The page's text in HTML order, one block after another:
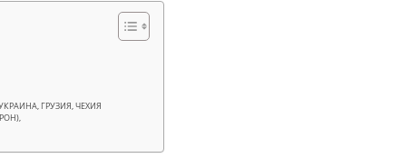
ГРУЗИЯ, ЧЕХИЯ